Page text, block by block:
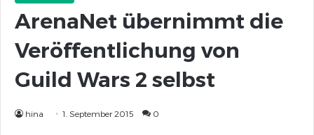
ArenaNet übernimmt die
Veröffentlichung von
Guild Wars 2 selbst
hina 1. September 2015 0